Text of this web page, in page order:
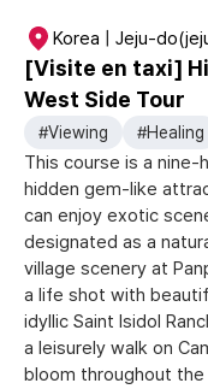
Korea | Jeju-
[Visite en taxi]
West Side Tour
#Viewing #Healing
This course is a
hidden gem-like
can enjoy exotic
designated as a
village scenery at
a life shot with
idyllic Saint Isidol
a leisurely walk on
bloom throughout